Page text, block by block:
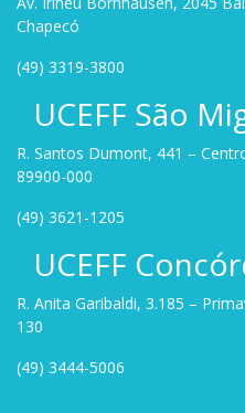
Chapecó
(49) 3319-3800
UCEFF São
R. Santos Dumont, 441 –
89900-000
(49) 3621-1205
UCEFF
R. Anita Garibaldi, 3.185 –
130
(49) 3444-5006